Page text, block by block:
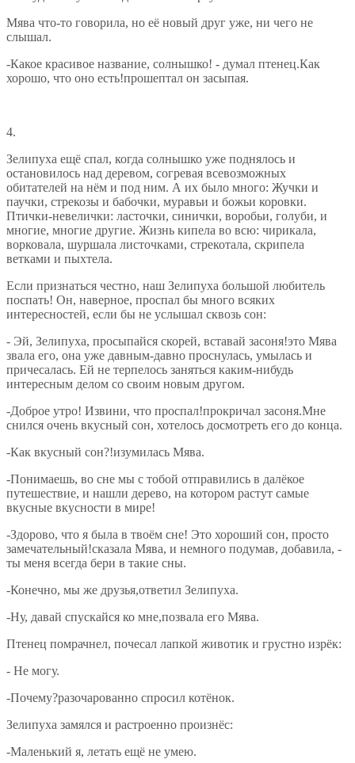
Мява что-то говорила, но её новый друг уже, ни чего не
слышал.
-Какое красивое название, солнышко! - думал птенец.Как
хорошо, что оно есть!прошептал он засыпая.
4.
Зелипуха ещё спал, когда солнышко уже поднялось и
остановилось над деревом, согревая всевозможных
обитателей на нём и под ним. А их было много: Жучки и
паучки, стрекозы и бабочки, муравьи и божьи коровки.
Птички-невелички: ласточки, синички, воробьи, голуби, и
многие, многие другие. Жизнь кипела во всю: чирикала,
ворковала, шуршала листочками, стрекотала, скрипела
ветками и пыхтела.
Если признаться честно, наш Зелипуха большой любитель
поспать! Он, наверное, проспал бы много всяких
интересностей, если бы не услышал сквозь сон:
- Эй, Зелипуха, просыпайся скорей, вставай засоня!это Мява
звала его, она уже давным-давно проснулась, умылась и
причесалась. Ей не терпелось заняться каким-нибудь
интересным делом со своим новым другом.
-Доброе утро! Извини, что проспал!прокричал засоня.Мне
снился очень вкусный сон, хотелось досмотреть его до конца.
-Как вкусный сон?!изумилась Мява.
-Понимаешь, во сне мы с тобой отправились в далёкое
путешествие, и нашли дерево, на котором растут самые
вкусные вкусности в мире!
-Здорово, что я была в твоём сне! Это хороший сон, просто
замечательный!сказала Мява, и немного подумав, добавила, -
ты меня всегда бери в такие сны.
-Конечно, мы же друзья,ответил Зелипуха.
-Ну, давай спускайся ко мне,позвала его Мява.
Птенец помрачнел, почесал лапкой животик и грустно изрёк:
- Не могу.
-Почему?разочарованно спросил котёнок.
Зелипуха замялся и растроенно произнёс:
-Маленький я, летать ещё не умею.